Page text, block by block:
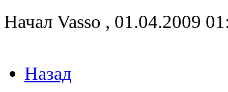
Начал Vasso , 01.04.2009
Назад